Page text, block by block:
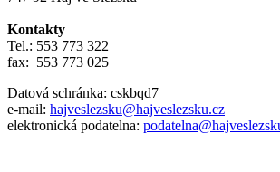
Kontakty
Tel.: 553 773 322
fax: 553 773 025
Datová schránka: cskbqd7
e-mail: hajveslezsku@hajveslezsku.cz
elektronická podatelna: